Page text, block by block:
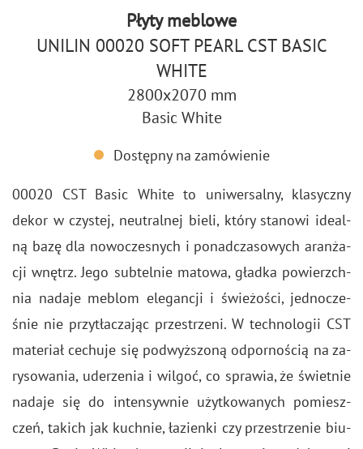
Płyty meblowe
UNILIN 00020 SOFT PEARL CST BASIC
WHITE
2800x2070 mm
Basic White
Dostępny na zamówienie
00020 CST Basic White to uni­wer­sal­ny, kla­sycz­ny
dekor w czy­stej, neu­tral­nej bieli, który sta­no­wi ide­al­
ną bazę dla no­wo­cze­snych i po­nad­cza­so­wych aran­ża­
cji wnętrz. Jego sub­tel­nie ma­to­wa, gład­ka po­wierzch­
nia na­da­je me­blom ele­gan­cji i świe­żo­ści, jed­no­cze­
śnie nie przy­tła­cza­jąc prze­strze­ni. W tech­no­lo­gii CST
ma­te­riał ce­chu­je się pod­wyż­szo­ną od­por­no­ścią na za­
ry­so­wa­nia, ude­rze­nia i wil­goć, co spra­wia, że świet­nie
na­da­je się do in­ten­syw­nie użyt­ko­wa­nych po­miesz­
czeń, ta­kich jak kuch­nie, ła­zien­ki czy prze­strze­nie biu­